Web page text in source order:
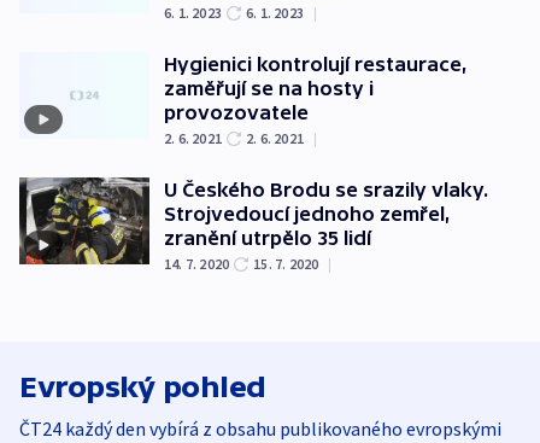
6. 1. 2023 6. 1. 2023 |
Hygienici kontrolují restaurace,
zaměřují se na hosty i
provozovatele
2. 6. 2021 2. 6. 2021 |
U Českého Brodu se srazily vlaky.
Strojvedoucí jednoho zemřel,
zranění utrpělo 35 lidí
14. 7. 2020 15. 7. 2020 |
Evropský pohled
ČT24 každý den vybírá z obsahu publikovaného evropskými